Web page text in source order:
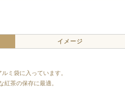
イメージ
ミ袋に入っています。
紅茶の保存に最適。